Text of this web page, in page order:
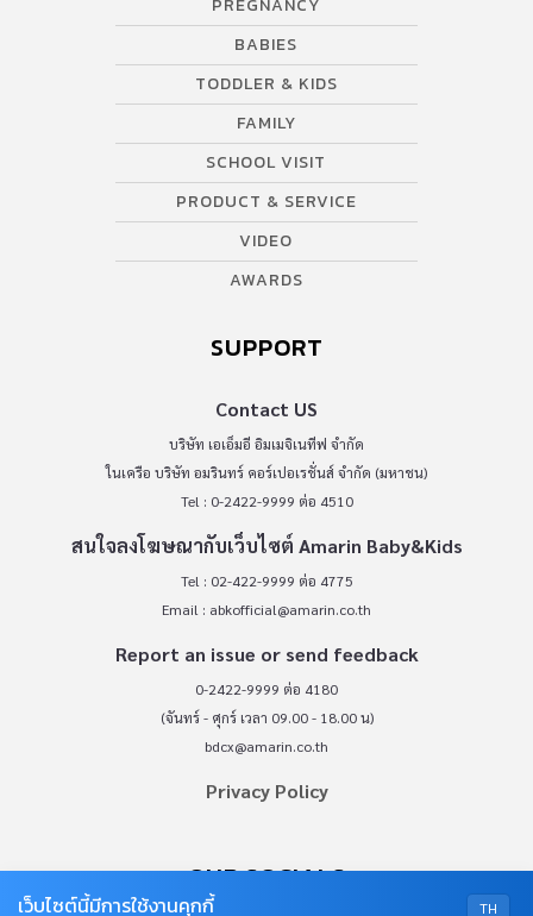
PREGNANCY
BABIES
TODDLER & KIDS
FAMILY
SCHOOL VISIT
PRODUCT & SERVICE
VIDEO
AWARDS
SUPPORT
Contact US
บริษัท เอเอ็มอี อิมเมจิเนทีฟ จำกัด
ในเครือ บริษัท อมรินทร์ คอร์เปอเรชั่นส์ จำกัด (มหาชน)
Tel : 0-2422-9999 ต่อ 4510
สนใจลงโฆษณากับเว็บไซต์ Amarin Baby&Kids
Tel : 02-422-9999 ต่อ 4775
Email : abkofficial@amarin.co.th
Report an issue or send feedback
0-2422-9999 ต่อ 4180
(จันทร์ - ศุกร์ เวลา 09.00 - 18.00 น)
bdcx@amarin.co.th
Privacy Policy
OUR SOCIALS
TH
เว็บไซต์นี้มีการใช้งานคุกกี้